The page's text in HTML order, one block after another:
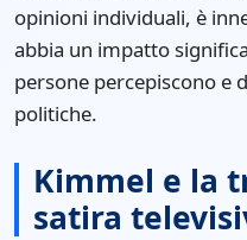
opinioni individuali, è
abbia un impatto
persone percepiscono e
politiche.
Kimmel e la
satira